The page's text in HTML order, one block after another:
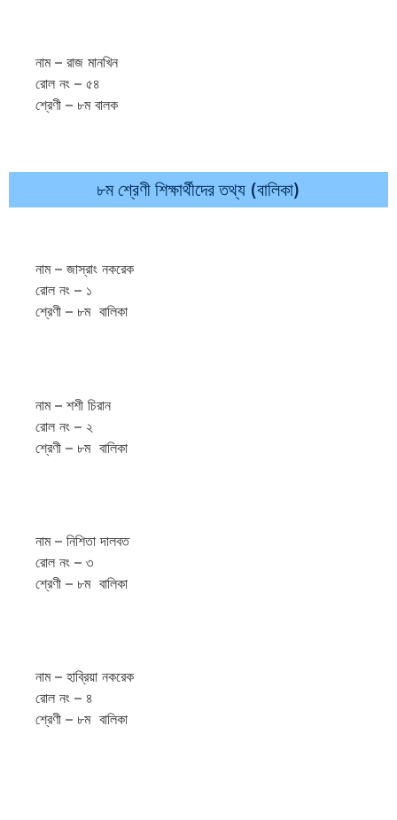
নাম – রাজ মানখিন
রোল নং – ৫৪
শ্রেণী – ৮ম বালক
৮ম শ্রেণী শিক্ষার্থীদের তথ্য (বালিকা)
নাম – জাস্রাং নকরেক
রোল নং – ১
শ্রেণী – ৮ম বালিকা
নাম – শশী চিরান
রোল নং – ২
শ্রেণী – ৮ম বালিকা
নাম – নিশিতা দালবত
রোল নং – ৩
শ্রেণী – ৮ম বালিকা
নাম – হাব্রিয়া নকরেক
রোল নং – ৪
শ্রেণী – ৮ম বালিকা